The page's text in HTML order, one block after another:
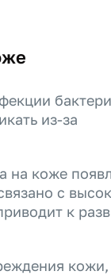
из-за
на коже
с
к
кожи,